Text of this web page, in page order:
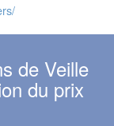
de Veille
du prix